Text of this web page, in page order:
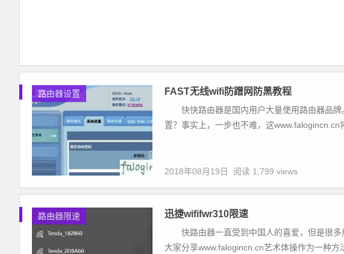
路由器设置 FAST无线wifi防蹭网防黑教程
快快路由器是国内用户大量使用路由器品牌
置？事实上，一步也不难，这www.falogincn.cn
2018年08月19日 阅读 1,799 views
路由器限速 迅捷wififwr310限速
快路由器一直受到中国人的喜爱，但是很多
大家分享www.falogincn.cn艺术体操作为一种方